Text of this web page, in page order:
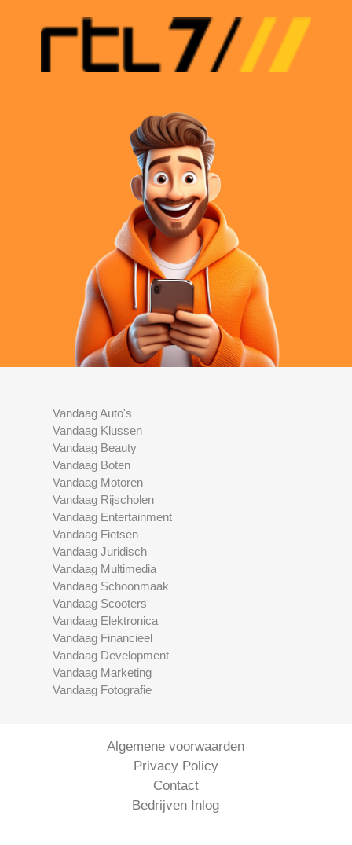
Vandaag Auto's
Vandaag Klussen
Vandaag Beauty
Vandaag Boten
Vandaag Motoren
Vandaag Rijscholen
Vandaag Entertainment
Vandaag Fietsen
Vandaag Juridisch
Vandaag Multimedia
Vandaag Schoonmaak
Vandaag Scooters
Vandaag Elektronica
Vandaag Financieel
Vandaag Development
Vandaag Marketing
Vandaag Fotografie
Algemene voorwaarden
Privacy Policy
Contact
Bedrijven Inlog